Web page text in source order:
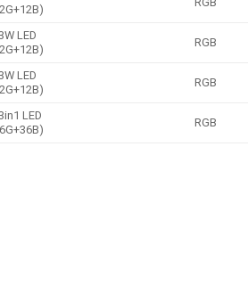
LED
RGB
LED
RGB
LED
RGB